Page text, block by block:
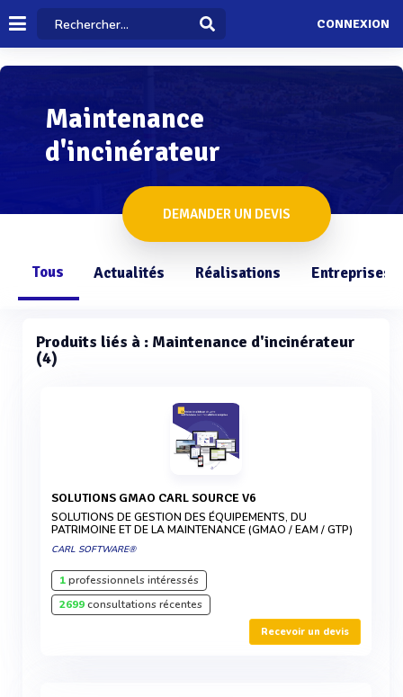
CONNEXION
Maintenance
d'incinérateur
DEMANDER UN DEVIS
Tous Actualités Réalisations Entreprises
Produits liés à : Maintenance d'incinérateur
(4)
SOLUTIONS GMAO CARL SOURCE V6
SOLUTIONS DE GESTION DES ÉQUIPEMENTS, DU
PATRIMOINE ET DE LA MAINTENANCE (GMAO / EAM / GTP)
CARL SOFTWARE®
1professionnels intéressés
2699consultations récentes
Recevoir un devis